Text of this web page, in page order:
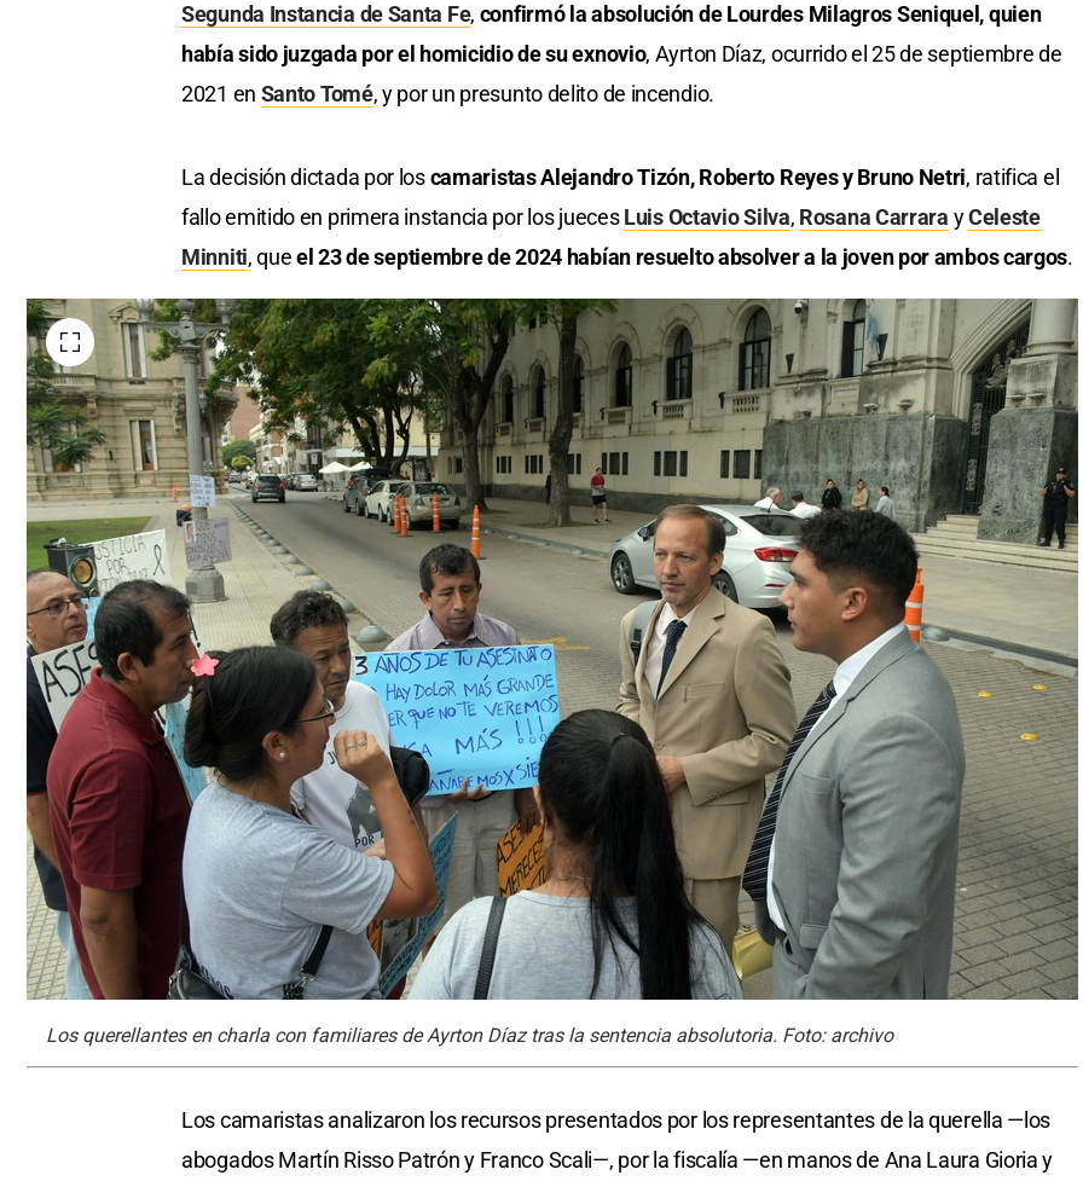
Segunda Instancia de Santa Fe, confirmó la absolución de Lourdes Milagros Seniquel, quien
había sido juzgada por el homicidio de su exnovio, Ayrton Díaz, ocurrido el 25 de septiembre de
2021 en Santo Tomé, y por un presunto delito de incendio.
La decisión dictada por loscamaristas Alejandro Tizón, Roberto Reyes y Bruno Netri, ratifica el
fallo emitido en primera instancia por los juecesLuis Octavio Silva, Rosana Carrara yCeleste
Minniti, queel 23 de septiembre de 2024 habían resuelto absolver a la joven por ambos cargos.
Los querellantes en charla con familiares de Ayrton Díaz tras la sentencia absolutoria. Foto: archivo
Los camaristas analizaron los recursos presentados por los representantes de la querella —los
abogados Martín Risso Patrón y Franco Scali—, por la fiscalía —en manos de Ana Laura Gioria y